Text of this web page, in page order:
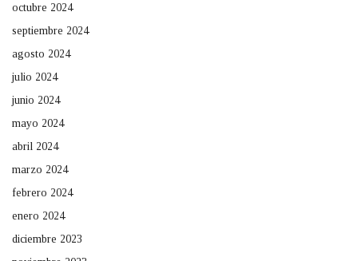
octubre 2024
septiembre 2024
agosto 2024
julio 2024
junio 2024
mayo 2024
abril 2024
marzo 2024
febrero 2024
enero 2024
diciembre 2023